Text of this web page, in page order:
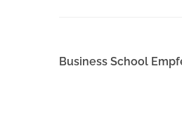
Business School